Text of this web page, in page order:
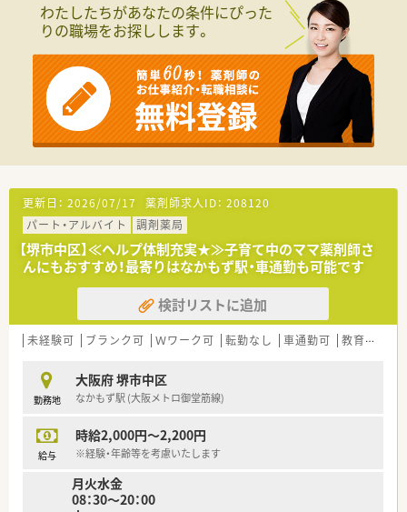
■大阪府に3店舗の調剤薬局を運営しています。
■設立は2016年とまだ新しい企業です。
■施設との関係性もしっかり構築しており、他業種の方と密にコ
ンタクトを取っているため、往診同行も必須ではなく、それぞれ
のペース配分で業務が出来る環境となっております。
■オンコール対応は交代で行っておりますので、メリハリをつけ
た勤務が可能です。
■外来での対面業務はほぼございませんが、その分施設の患者様
やケアマネージャーの方などと密にコンタクトを取り、チームプ
レーで患者様の回復を目指しています。
ートとの両立もしやすくなっております。
■外来に左右されずスケジュールを立てながらのお仕事となり
ますので、お休みなどの融通が通りやすい環境です。
■40時間の固定残業を含む給与となりますが、全社の平均残業
時間は月20時間を超える事は殆どございません。
■県外から就職される方には借り上げ社宅制度のご用意がござ
＜こんな方にオススメ＞
■在宅業務に注力したい方
わたしたちがあなたの条件にぴった
りの職場をお探しします。
更新日： 2026/07/17 薬剤師求人ID： 208120
パート・アルバイト
調剤薬局
【堺市中区】≪ヘルプ体制充実★≫子育て中のママ薬剤師さ
んにもおすすめ！最寄りはなかもず駅・車通勤も可能です
検討リストに追加
未経験可 ブランク可 Ｗワーク可 転勤なし 車通勤可 教育制度あり
勤務地
大阪府 堺市中区
なかもず駅 (大阪メトロ御堂筋線)
給与
時給2,000円～2,200円
※経験・年齢等を考慮いたします
月火水金
08：30～20：00